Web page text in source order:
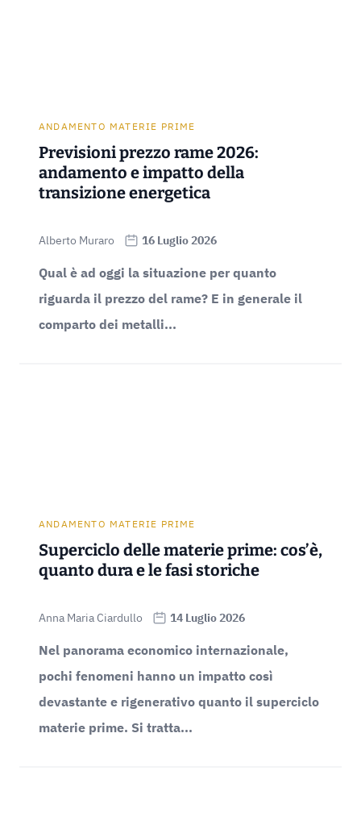
ANDAMENTO MATERIE PRIME
Previsioni prezzo rame 2026:
andamento e impatto della
transizione energetica
Alberto Muraro 16 Luglio 2026
Qual è ad oggi la situazione per quanto
riguarda il prezzo del rame? E in generale il
comparto dei metalli...
ANDAMENTO MATERIE PRIME
Superciclo delle materie prime: cos’è,
quanto dura e le fasi storiche
Anna Maria Ciardullo 14 Luglio 2026
Nel panorama economico internazionale,
pochi fenomeni hanno un impatto così
devastante e rigenerativo quanto il superciclo
materie prime. Si tratta...